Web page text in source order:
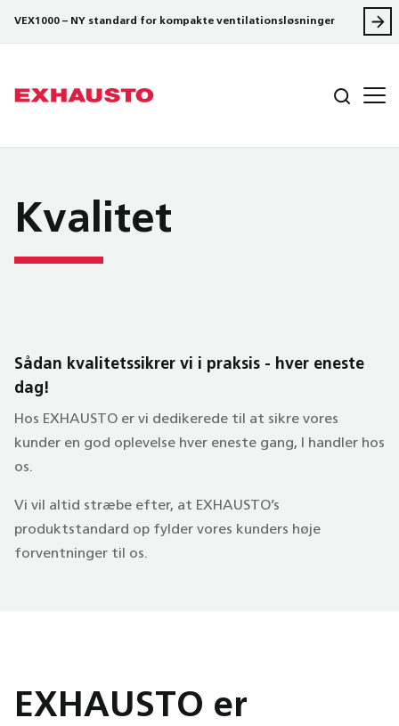
VEX1000 – NY standard for kompakte ventilationsløsninger
Kvalitet
Sådan kvalitetssikrer vi i praksis - hver eneste
dag!
Hos EXHAUSTO er vi dedikerede til at sikre vores
kunder en god oplevelse hver eneste gang, I handler hos
os.
Vi vil altid stræbe efter, at EXHAUSTO’s
produktstandard op fylder vores kunders høje
forventninger til os.
EXHAUSTO er